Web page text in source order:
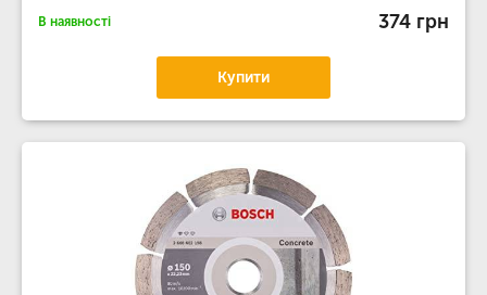
В наявності 374 грн
Купити